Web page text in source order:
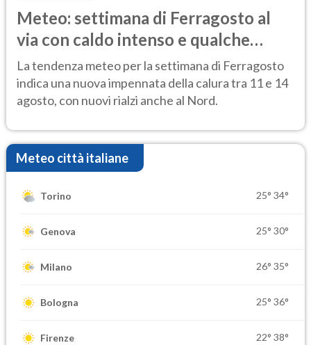
Meteo: settimana di Ferragosto al
via con caldo intenso e qualche
temporale
La tendenza meteo per la settimana di Ferragosto
indica una nuova impennata della calura tra 11 e 14
agosto, con nuovi rialzi anche al Nord.
Meteo città italiane
Torino 25° 34°
Genova 25° 30°
Milano 26° 35°
Bologna 25° 36°
Firenze 22° 38°